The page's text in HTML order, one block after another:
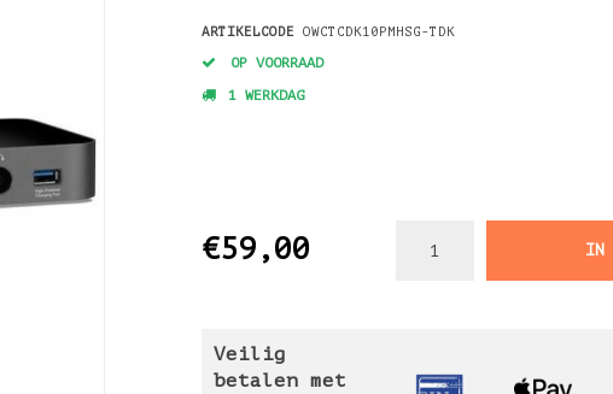
ARTIKELCODE OWCTCDK10PMHSG-TDK
OP VOORRAAD
1 WERKDAG
€59,00 IN
Veilig
betalen met